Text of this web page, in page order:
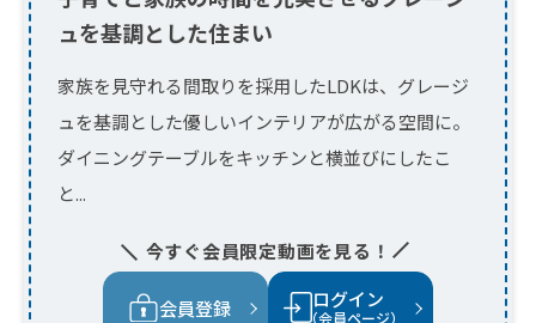
会員登録 （会員ページ）
セレクトスタイルで夢をかなえた黒
くて白い家